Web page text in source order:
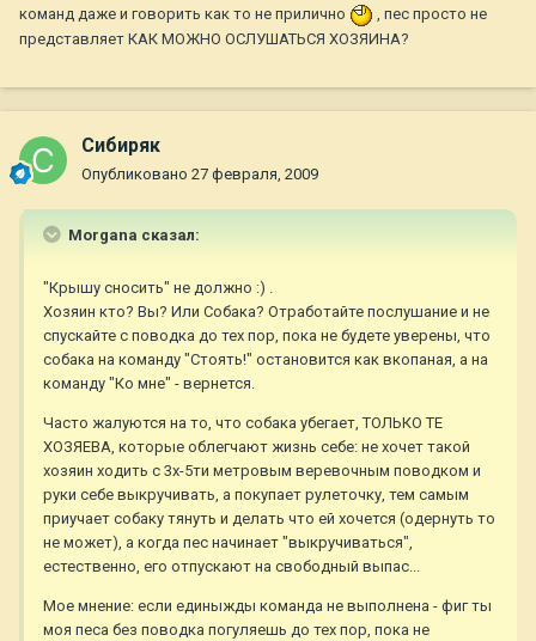
команд даже и говорить как то не прилично
, пес просто не
представляет КАК МОЖНО ОСЛУШАТЬСЯ ХОЗЯИНА?
Сибиряк
Опубликовано 27 февраля, 2009
Morgana сказал:
"Крышу сносить" не должно :) .
Хозяин кто? Вы? Или Собака? Отработайте послушание и не
спускайте с поводка до тех пор, пока не будете уверены, что
собака на команду "Стоять!" остановится как вкопаная, а на
команду "Ко мне" - вернется.
Часто жалуются на то, что собака убегает, ТОЛЬКО ТЕ
ХОЗЯЕВА, которые облегчают жизнь себе: не хочет такой
хозяин ходить с 3х-5ти метровым веревочным поводком и
руки себе выкручивать, а покупает рулеточку, тем самым
приучает собаку тянуть и делать что ей хочется (одернуть то
не может), а когда пес начинает "выкручиваться",
естественно, его отпускают на свободный выпас...
Мое мнение: если единыжды команда не выполнена - фиг ты
моя песа без поводка погуляешь до тех пор, пока не